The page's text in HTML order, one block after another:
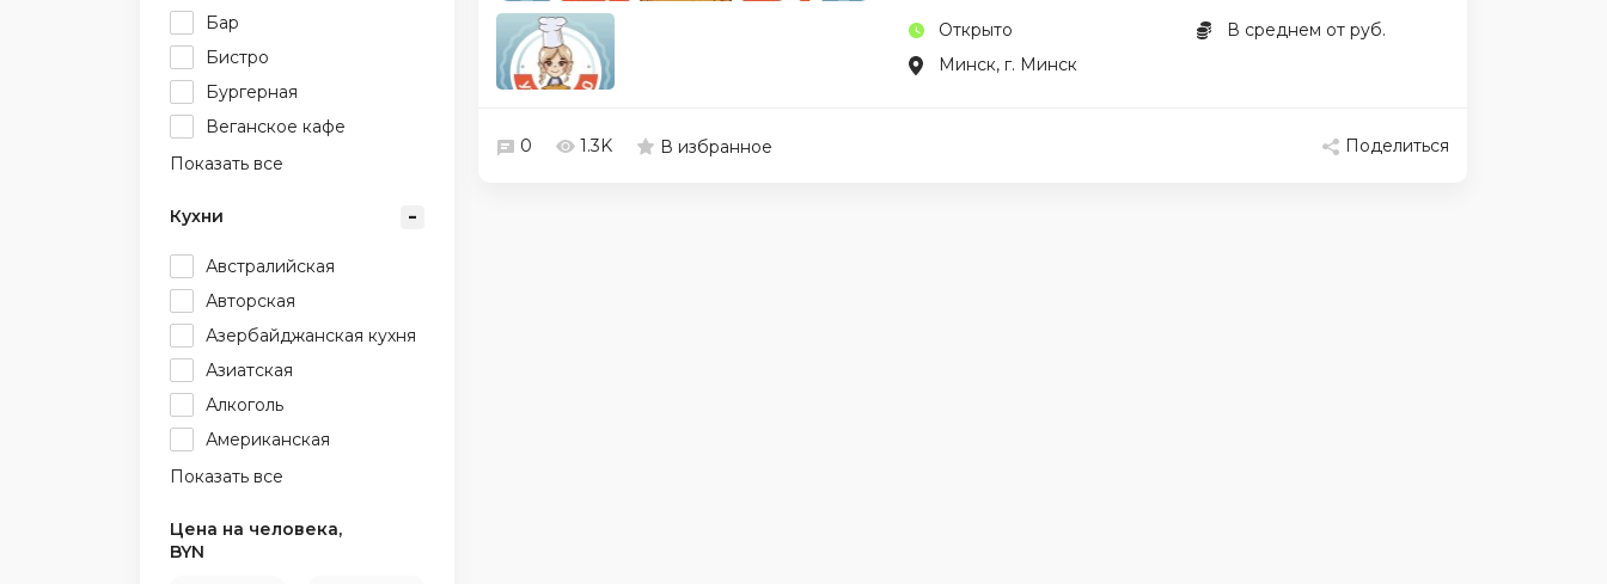
Бар
Бистро
Бургерная
Веганское кафе
Показать все
Кухни
Австралийская
Авторская
Азербайджанская кухня
Азиатская
Алкоголь
Американская
Показать все
Цена на человека,
BYN
Открыто
В среднем от руб.
Минск, г. Минск
0 1.3K В избранное Поделиться